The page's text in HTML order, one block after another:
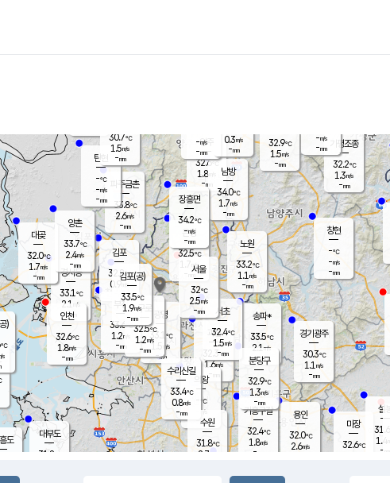
도
양주
32.6℃
1.8
-mm
과천
32.3℃
1.6m/s
- mm
용인
32.0℃
2.6m/s
경기광주
30.3℃
1.1 m/s
-mm
대부도
31.8
경서동
33.1℃
2.1 m/s
-mm
파주금촌
33.8℃
2.6m/s
-mm
가평조종
32.2℃
1.3m/s
-mm
32.9℃
1.5m/s
-mm
대곶
32.0℃
1.7m/s
-mm
창현
-℃
-m/s
-mm
탄현
-℃
-m/s
-mm
-m/s
-mm
마장
32.6℃
의왕
- ℃
m/s
mm
김포
32.8℃
0.9 m/s
mm
설봉
31.6
1.4
- mm
광명
33.1
℃
1.5 m/s
-mm
부천
33.6℃
1.2m/s
-mm
양촌
33.7℃
2.4m/s
-mm
구로
32.5℃
1.2m/s
-mm
은평
32.5℃
1.7 m/s
- mm
노원
33.2℃
1.1 m/s
-mm
송파*
33.5℃
2.1 m/s
-mm
서초
32.4℃
1.5m/s
-mm
남방
34.0℃
1.7m/s
-mm
기흥구갈
32.4℃
1.8m/s
-
수리산길
33.4℃
0.8m/s
-mm
분당구
32.9℃
1.3m/s
-mm
장흥면
34.2℃
-m/s
-mm
-m/s
-mm
)
℃
s
김포(공)
33.5℃
1.9m/s
-mm
수원
31.8℃
2.7 m/s
인천
32.6℃
1.8m/s
-mm
서울
32℃
2.5m/s
-mm
30.7℃
1.5m/s
-mm
0.3m/s
-mm